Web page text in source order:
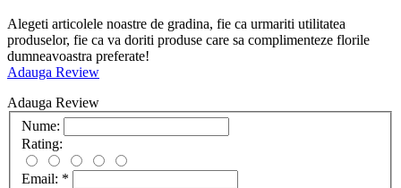
Alegeti articolele noastre de gradina, fie ca urmariti utilitatea
produselor, fie ca va doriti produse care sa complimenteze florile
dumneavoastra preferate!
Adauga Review
Adauga Review
Nume:
Rating:
Email: *